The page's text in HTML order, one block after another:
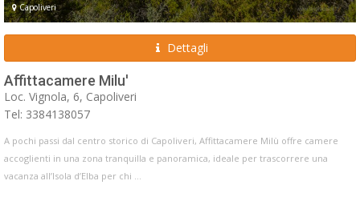
Capoliveri
Dettagli
Affittacamere Milu'
Loc. Vignola, 6, Capoliveri
Tel: 3384138057
A pochi passi dal centro storico di Capoliveri, Affittacamere Milù offre camere
accoglienti in una zona tranquilla e panoramica, ideale per trascorrere una
vacanza all’Isola d’Elba per chi ...